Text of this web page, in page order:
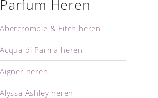
Parfum Heren
Abercrombie & Fitch heren
Acqua di Parma heren
Aigner heren
Alyssa Ashley heren